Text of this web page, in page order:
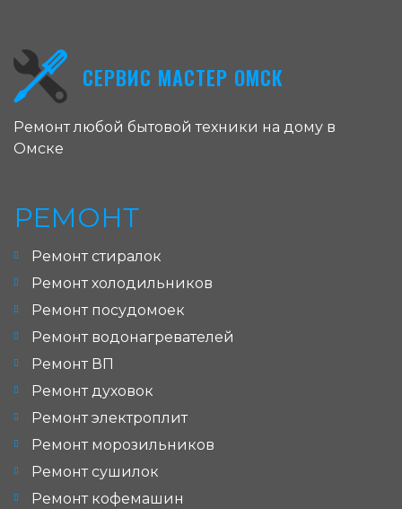
СЕРВИС МАСТЕР ОМСК
Ремонт любой бытовой техники на дому в
Омске
РЕМОНТ
Ремонт стиралок
Ремонт холодильников
Ремонт посудомоек
Ремонт водонагревателей
Ремонт ВП
Ремонт духовок
Ремонт электроплит
Ремонт морозильников
Ремонт сушилок
Ремонт кофемашин